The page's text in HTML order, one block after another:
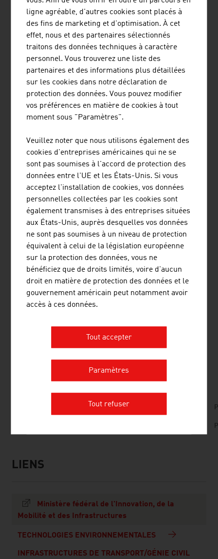
efficace de transports en commun pour Venise : la
technique de téléphérique et les systèmes de transports
en commun d'Autriche déplacent les gens partout dans
le monde. Que ce soit en Autriche, à Las Vegas ou
Singapour, à Toronto ou Mexico, au Venezuela ou en
Azerbaïdjan, partout dans le monde circulent des
téléphériques et des funiculaires du fournisseur
EXEMPLE COMMUNICATION
internationale et situé à Vienne, fournit des systèmes de
communication et d'information pour les applications à
la sécurité critique, aussi bien pour le contrôle aérien
civil que militaire, pour la sécurité publique que pour les
voies ferrées ou maritimes. Des clients de plus de 150
pays font confiance aux solutions et au savoir-faire
autrichiens. Avec une part de marché de 30%, le
fournisseur de systèmes de communication pour le
contrôle aérien est même le leader mondial.
Un fournisseur de produits d'infrastructure intelligente
des réseaux et de solutions d'automation des bâtiments,
leader européen, s'est lui aussi fixé en Autriche.
L'entreprise développe, fabrique et commercialise des
routeurs et des systèmes Gateway, des contrôleurs I/O,
graphiques, il fournit des clients de 80 états.
TÉLÉCHARGEMENTS
No. 166, Railways, en | de
listen
links
LIENS
Ministère fédéral de l'Innovation, de la
Mobilité et des Infrastructures
TECHNOLOGIES ENVIRONNEMENTALES
INFRASTRUCTURES DE TRANSPORT/GÉNIE CIVIL
ligne agréable, d'autres cookies sont placés à
des fins de marketing et d'optimisation. À cet
effet, nous et des partenaires sélectionnés
traitons des données techniques à caractère
personnel. Vous trouverez une liste des
partenaires et des informations plus détaillées
sur les cookies dans notre déclaration de
protection des données. Vous pouvez modifier
vos préférences en matière de cookies à tout
moment sous "Paramètres".
Veuillez noter que nous utilisons également des
cookies d'entreprises américaines qui ne se
sont pas soumises à l'accord de protection des
données entre l'UE et les États-Unis. Si vous
acceptez l'installation de cookies, vos données
personnelles collectées par les cookies sont
également transmises à des entreprises situées
aux États-Unis, auprès desquelles vos données
ne sont pas soumises à un niveau de protection
équivalent à celui de la législation européenne
sur la protection des données, vous ne
bénéficiez que de droits limités, voire d'aucun
droit en matière de protection des données et le
gouvernement américain peut notamment avoir
accès à ces données.
Tout accepter
Paramètres
Tout refuser